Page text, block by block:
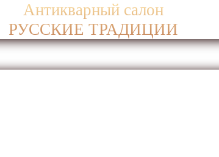
Антикварный салон
РУССКИЕ ТРАДИЦИИ